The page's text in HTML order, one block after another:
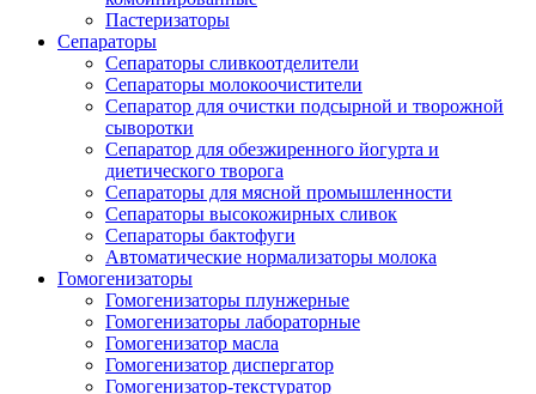
Пастеризаторы
Сепараторы
Сепараторы сливкоотделители
Сепараторы молокоочистители
Сепаратор для очистки подсырной и творожной
сыворотки
Сепаратор для обезжиренного йогурта и
диетического творога
Сепараторы для мясной промышленности
Сепараторы высокожирных сливок
Сепараторы бактофуги
Автоматические нормализаторы молока
Гомогенизаторы
Гомогенизаторы плунжерные
Гомогенизаторы лабораторные
Гомогенизатор масла
Гомогенизатор диспергатор
Гомогенизатор-текстуратор